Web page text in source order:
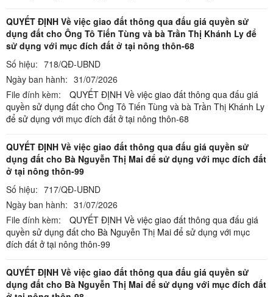
QUYẾT ĐỊNH Về việc giao đất thông qua đấu giá quyền sử
dụng đất cho Ông Tô Tiến Tùng và bà Trần Thị Khánh Ly để
sử dụng với mục đích đất ở tại nông thôn-68
Số hiệu: 718/QĐ-UBND
Ngày ban hành: 31/07/2026
File đính kèm:
QUYẾT ĐỊNH Về việc giao đất thông qua đấu giá
quyền sử dụng đất cho Ông Tô Tiến Tùng và bà Trần Thị Khánh Ly
để sử dụng với mục đích đất ở tại nông thôn-68
QUYẾT ĐỊNH Về việc giao đất thông qua đấu giá quyền sử
dụng đất cho Bà Nguyễn Thị Mai để sử dụng với mục đích đất
ở tại nông thôn-99
Số hiệu: 717/QĐ-UBND
Ngày ban hành: 31/07/2026
File đính kèm:
QUYẾT ĐỊNH Về việc giao đất thông qua đấu giá
quyền sử dụng đất cho Bà Nguyễn Thị Mai để sử dụng với mục
đích đất ở tại nông thôn-99
QUYẾT ĐỊNH Về việc giao đất thông qua đấu giá quyền sử
dụng đất cho Bà Nguyễn Thị Mai để sử dụng với mục đích đất